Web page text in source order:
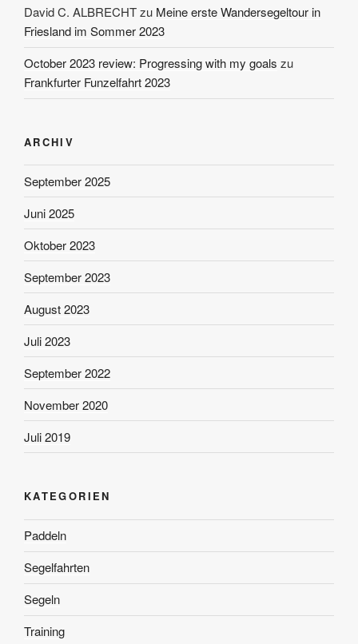
David C. ALBRECHTzu Meine erste Wandersegeltour in
Friesland im Sommer 2023
October 2023 review: Progressing with my goals zu
Frankfurter Funzelfahrt 2023
ARCHIV
September 2025
Juni 2025
Oktober 2023
September 2023
August 2023
Juli 2023
September 2022
November 2020
Juli 2019
KATEGORIEN
Paddeln
Segelfahrten
Segeln
Training